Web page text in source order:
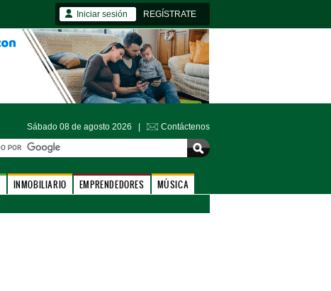
Iniciar sesión REGÍSTRATE
Sábado 08 de agosto 2026 | Contáctenos
INMOBILIARIO EMPRENDEDORES MÚSICA